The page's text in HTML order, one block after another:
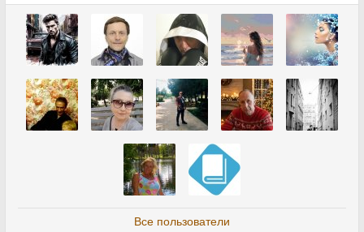
Все пользователи